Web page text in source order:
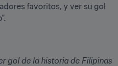
favoritos, y ver su gol
gol de la historia de Filipinas